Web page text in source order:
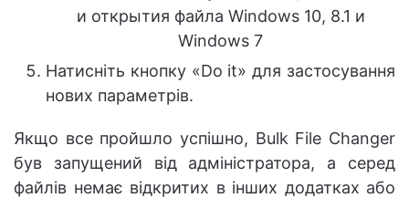
Натисніть кнопку «Do it» для застосування
нових параметрів.
Якщо все пройшло успішно, Bulk File Changer
був запущений від адміністратора, а серед
файлів немає відкритих в інших додатках або